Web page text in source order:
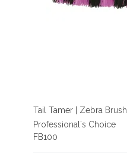
Tail Tamer | Zebra Brush
Professional´s Choice
FB100